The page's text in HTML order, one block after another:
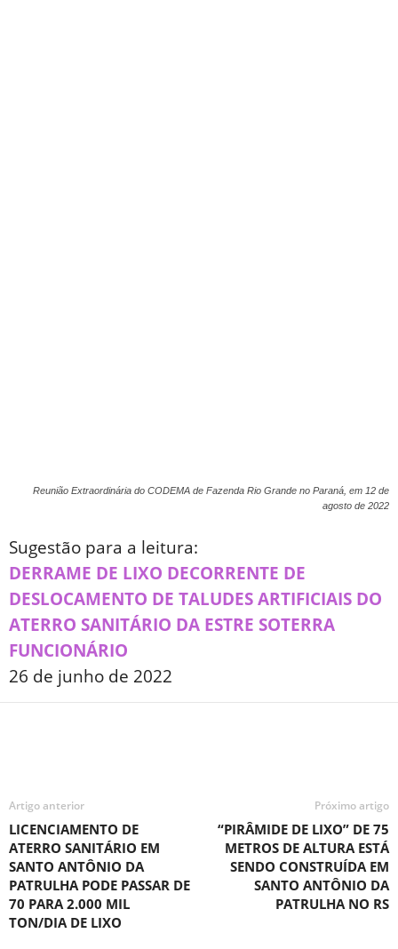
Reunião Extraordinária do CODEMA de Fazenda Rio Grande no Paraná, em 12 de
agosto de 2022
Sugestão para a leitura:
DERRAME DE LIXO DECORRENTE DE
DESLOCAMENTO DE TALUDES ARTIFICIAIS DO
ATERRO SANITÁRIO DA ESTRE SOTERRA
FUNCIONÁRIO
26 de junho de 2022
Artigo anterior
LICENCIAMENTO DE
ATERRO SANITÁRIO EM
SANTO ANTÔNIO DA
PATRULHA PODE PASSAR DE
70 PARA 2.000 MIL
TON/DIA DE LIXO
Próximo artigo
“PIRÂMIDE DE LIXO” DE 75
METROS DE ALTURA ESTÁ
SENDO CONSTRUÍDA EM
SANTO ANTÔNIO DA
PATRULHA NO RS